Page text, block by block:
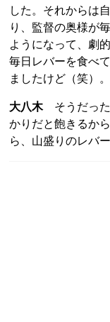
した。それからは
り、監督の奥様が
ようになって、劇
毎日レバーを食べ
ましたけど（笑）。
大八木そうだった
かりだと飽きるか
ら、山盛りのレバ